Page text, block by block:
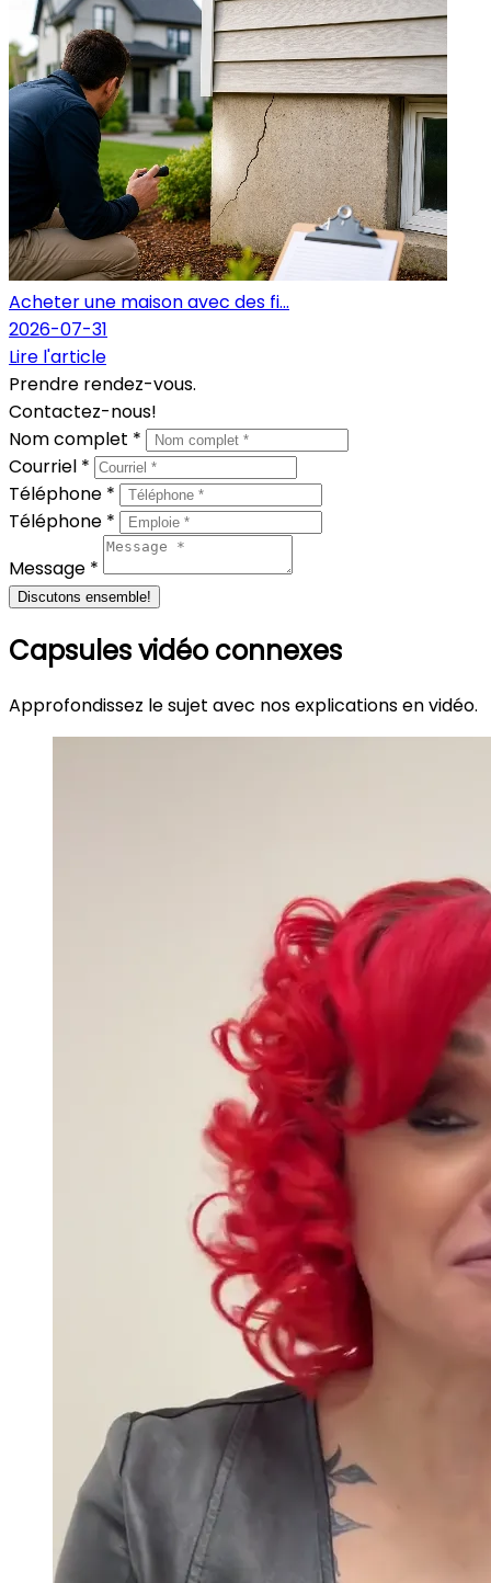
Acheter une maison avec des fi...
2026-07-31
Lire l'article
Prendre rendez-vous.
Contactez-nous!
Nom complet *
Courriel *
Téléphone *
Téléphone *
Message *
Discutons ensemble!
Capsules vidéo connexes
Approfondissez le sujet avec nos explications en vidéo.